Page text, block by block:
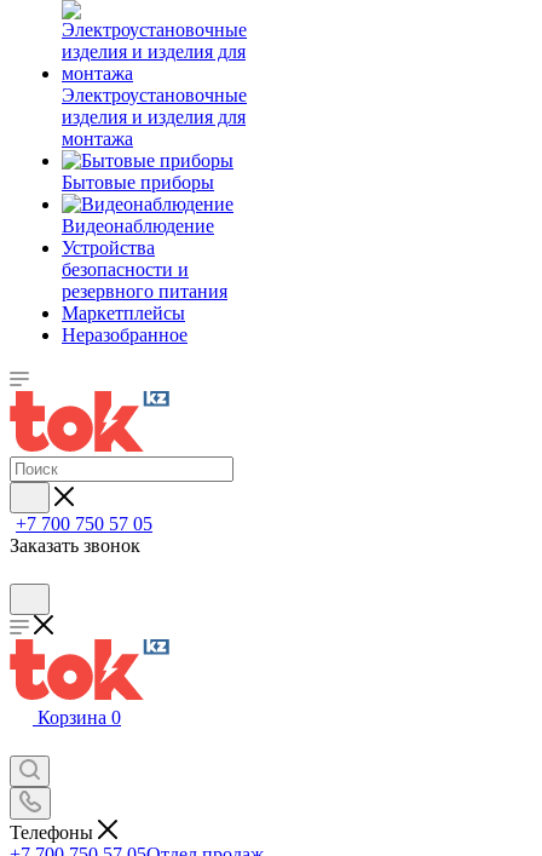
Электроустановочные
изделия и изделия для
монтажа
Бытовые приборы
Видеонаблюдение
Устройства
безопасности и
резервного питания
Маркетплейсы
Неразобранное
+7 700 750 57 05
Заказать звонок
Корзина 0
Телефоны